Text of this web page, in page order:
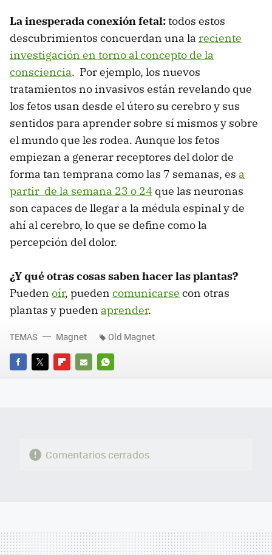
La inesperada conexión fetal:todos estos
descubrimientos concuerdan una la reciente
investigación en torno al concepto de la
consciencia. Por ejemplo, los nuevos
tratamientos no invasivos están revelando que
los fetos usan desde el útero su cerebro y sus
sentidos para aprender sobre sí mismos y sobre
el mundo que les rodea. Aunque los fetos
empiezan a generar receptores del dolor de
forma tan temprana como las 7 semanas, es a
partir de la semana 23 o 24 que las neuronas
son capaces de llegar a la médula espinal y de
ahí al cerebro, lo que se define como la
percepción del dolor.
¿Y qué otras cosas saben hacer las plantas?
Pueden oír, pueden comunicarse con otras
plantas y pueden aprender.
FACEBOOK
TWITTERFLIPBOARD
E-
WHATSAPP
TEMAS Magnet Old Magnet
Comentarios cerrados